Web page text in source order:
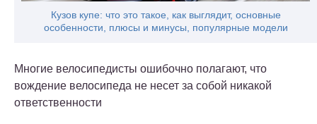
Кузов купе: что это такое, как выглядит, основные
особенности, плюсы и минусы, популярные модели
Многие велосипедисты ошибочно полагают, что
вождение велосипеда не несет за собой никакой
ответственности